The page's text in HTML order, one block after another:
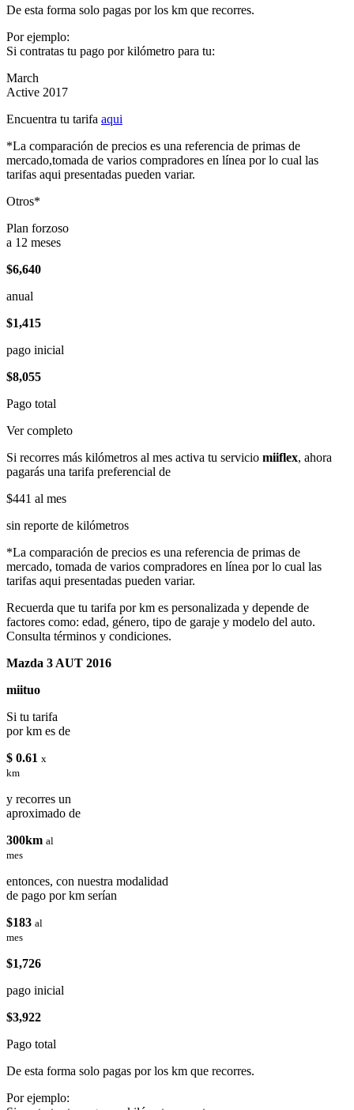
De esta forma solo pagas por los km que recorres.
Por ejemplo:
Si contratas tu pago por kilómetro para tu:
March
Active 2017
Encuentra tu tarifa aqui
*La comparación de precios es una referencia de primas de
mercado,tomada de varios compradores en línea por lo cual las
tarifas aqui presentadas pueden variar.
Otros*
Plan forzoso
a 12 meses
$6,640
anual
$1,415
pago inicial
$8,055
Pago total
Ver completo
Si recorres más kilómetros al mes activa tu servicio miiflex, ahora
pagarás una tarifa preferencial de
$441 al mes
sin reporte de kilómetros
*La comparación de precios es una referencia de primas de
mercado, tomada de varios compradores en línea por lo cual las
tarifas aqui presentadas pueden variar.
Recuerda que tu tarifa por km es personalizada y depende de
factores como: edad, género, tipo de garaje y modelo del auto.
Consulta términos y condiciones.
Mazda 3 AUT 2016
miituo
Si tu tarifa
por km es de
$ 0.61 x
km
y recorres un
aproximado de
300km al
mes
entonces, con nuestra modalidad
de pago por km serían
$183 al
mes
$1,726
pago inicial
$3,922
Pago total
De esta forma solo pagas por los km que recorres.
Por ejemplo: